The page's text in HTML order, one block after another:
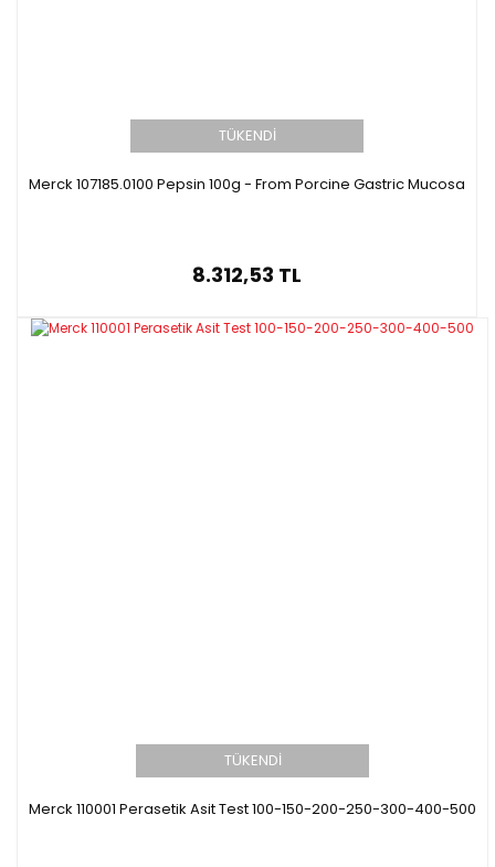
TÜKENDİ
Merck 107185.0100 Pepsin 100g - From Porcine Gastric Mucosa
8.312,53 TL
TÜKENDİ
Merck 110001 Perasetik Asit Test 100-150-200-250-300-400-500